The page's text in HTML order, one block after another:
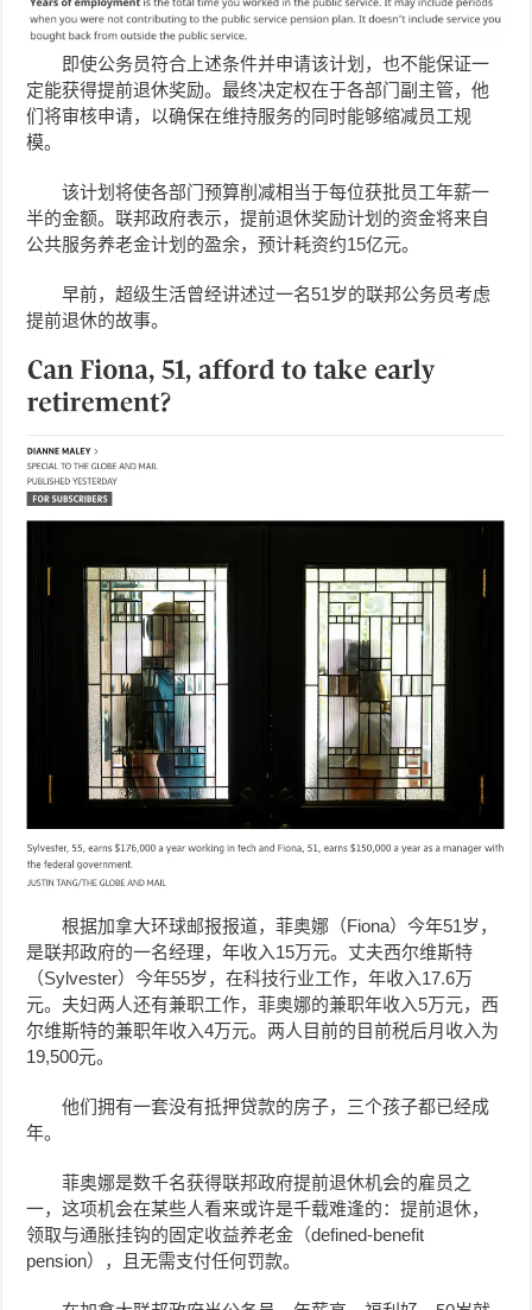
即使公务员符合上述条件并申请该计划，也不能保证一
定能获得提前退休奖励。最终决定权在于各部门副主管，他
们将审核申请，以确保在维持服务的同时能够缩减员工规
模。
该计划将使各部门预算削减相当于每位获批员工年薪一
半的金额。联邦政府表示，提前退休奖励计划的资金将来自
公共服务养老金计划的盈余，预计耗资约15亿元。
早前，超级生活曾经讲述过一名51岁的联邦公务员考虑
提前退休的故事。
根据加拿大环球邮报报道，菲奥娜（Fiona）今年51岁，
是联邦政府的一名经理，年收入15万元。丈夫西尔维斯特
（Sylvester）今年55岁，在科技行业工作，年收入17.6万
元。夫妇两人还有兼职工作，菲奥娜的兼职年收入5万元，西
尔维斯特的兼职年收入4万元。两人目前的目前税后月收入为
19,500元。
他们拥有一套没有抵押贷款的房子，三个孩子都已经成
年。
菲奥娜是数千名获得联邦政府提前退休机会的雇员之
一，这项机会在某些人看来或许是千载难逢的：提前退休，
领取与通胀挂钩的固定收益养老金（defined-benefit
pension），且无需支付任何罚款。